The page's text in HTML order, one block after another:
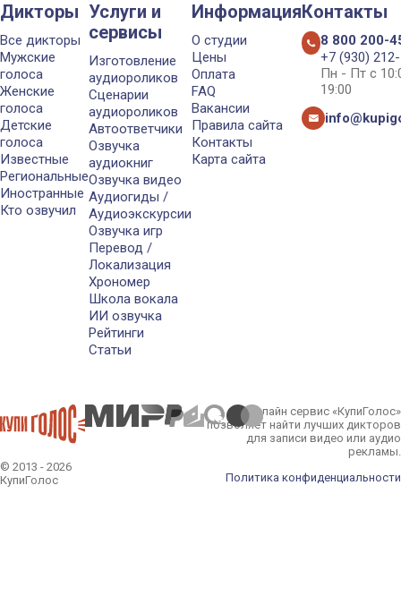
Дикторы
Все дикторы
Мужские
голоса
Женские
голоса
Детские
голоса
Известные
Региональные
Иностранные
Кто озвучил
Услуги и
сервисы
Изготовление
аудиороликов
Сценарии
аудиороликов
Автоответчики
Озвучка
аудиокниг
Озвучка видео
Аудиогиды /
Аудиоэкскурсии
Озвучка игр
Перевод /
Локализация
Хрономер
Школа вокала
ИИ озвучка
Рейтинги
Статьи
Информация
О студии
Цены
Оплата
FAQ
Вакансии
Правила сайта
Контакты
Карта сайта
Контакты
8 800 200-
+7 (930)
Пн - Пт с
19:00
© 2013 - 2026
КупиГолос
Онлайн сервис «КупиГолос»
позволяет найти лучших дикторов
для записи видео или аудио
рекламы.
Политика конфиденциальности